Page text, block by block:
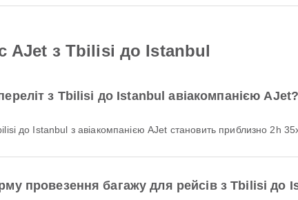
AJet з Tbilisi до Istanbul
з Tbilisi до Istanbul авіакомпанією AJet?
до Istanbul з авіакомпанією AJet становить приблизно 2h
провезення багажу для рейсів з Tbilisi до